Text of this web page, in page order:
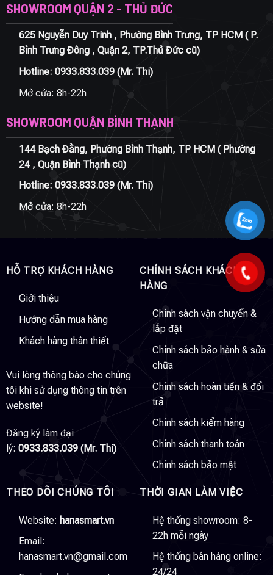
SHOWROOM QUẬN 2 - THỦ ĐỨC
625 Nguyễn Duy Trinh , Phường Bình Trưng, TP HCM ( P.
Bình Trưng Đông , Quận 2, TP.Thủ Đức cũ)
Hotline: 0933.833.039(Mr. Thi)
Mở cửa: 8h-22h
SHOWROOM QUẬN BÌNH THẠNH
144 Bạch Đằng, Phường Bình Thạnh, TP HCM ( Phường
24 , Quận Bình Thạnh cũ)
Hotline: 0933.833.039(Mr. Thi)
Mở cửa: 8h-22h
HỖ TRỢ KHÁCH HÀNG
Giới thiệu
Hướng dẫn mua hàng
Khách hàng thân thiết
Vui lòng thông báo cho chúng
tôi khi sử dụng thông tin trên
website!
Đăng ký làm đại
lý: 0933.833.039 (Mr. Thi)
CHÍNH SÁCH KHÁCH
HÀNG
Chính sách vận chuyển &
lắp đặt
Chính sách bảo hành & sửa
chữa
Chính sách hoàn tiền & đổi
trả
Chính sách kiểm hàng
Chính sách thanh toán
Chính sách bảo mật
THEO DÕI CHÚNG TÔI
Website: hanasmart.vn
Email:
hanasmart.vn@gmail.com
THỜI GIAN LÀM VIỆC
Hệ thống showroom: 8-
22h mỗi ngày
Hệ thống bán hàng online:
24/24